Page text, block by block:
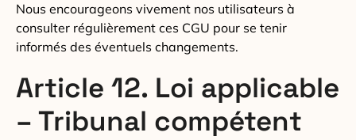
Nous encourageons vivement nos utilisateurs à
consulter régulièrement ces CGU pour se tenir
informés des éventuels changements.
Article 12. Loi applicable
– Tribunal compétent